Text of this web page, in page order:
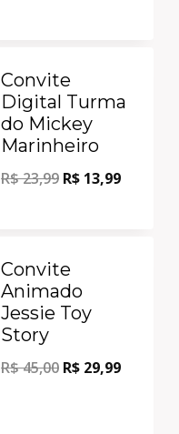
Convite
Digital Turma
do Mickey
Marinheiro
R$23,99 R$ 13,99
Convite
Animado
Jessie Toy
Story
R$45,00 R$ 29,99